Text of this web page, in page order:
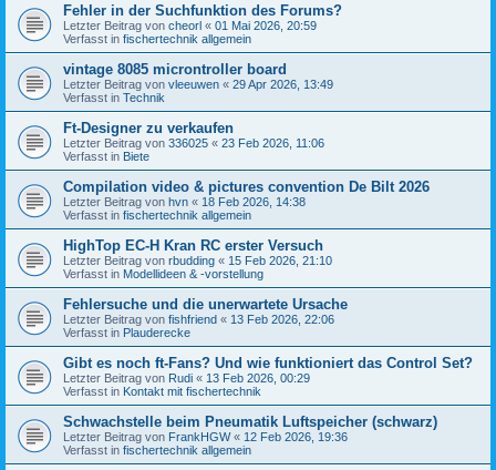
Fehler in der Suchfunktion des Forums?
Letzter Beitrag von cheorl « 01 Mai 2026, 20:59
Verfasst in fischertechnik allgemein
vintage 8085 microntroller board
Letzter Beitrag von vleeuwen « 29 Apr 2026, 13:49
Verfasst in Technik
Ft-Designer zu verkaufen
Letzter Beitrag von 336025 « 23 Feb 2026, 11:06
Verfasst in Biete
Compilation video & pictures convention De Bilt 2026
Letzter Beitrag von hvn « 18 Feb 2026, 14:38
Verfasst in fischertechnik allgemein
HighTop EC-H Kran RC erster Versuch
Letzter Beitrag von rbudding « 15 Feb 2026, 21:10
Verfasst in Modellideen & -vorstellung
Fehlersuche und die unerwartete Ursache
Letzter Beitrag von fishfriend « 13 Feb 2026, 22:06
Verfasst in Plauderecke
Gibt es noch ft-Fans? Und wie funktioniert das Control Set?
Letzter Beitrag von Rudi « 13 Feb 2026, 00:29
Verfasst in Kontakt mit fischertechnik
Schwachstelle beim Pneumatik Luftspeicher (schwarz)
Letzter Beitrag von FrankHGW« 12 Feb 2026, 19:36
Verfasst in fischertechnik allgemein